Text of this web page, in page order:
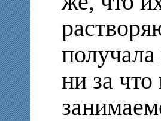
ни за